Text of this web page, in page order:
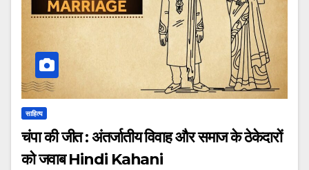
साहित्य
चंपा की जीत : अंतर्जातीय विवाह और समाज के ठेकेदारों
को जवाब Hindi Kahani